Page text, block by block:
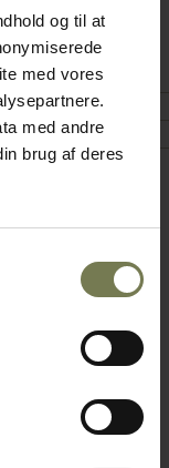
og til at
med vores
med andre
brug af deres